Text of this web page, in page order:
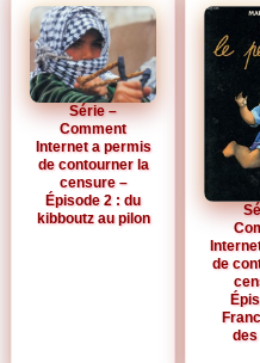
Série –
Comment
Internet a permis
de contourner la
censure –
Épisode 2 : du
kibboutz au pilon
de